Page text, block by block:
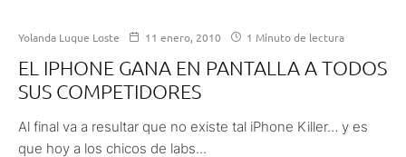
Yolanda Luque Loste 11 enero, 2010 1 Minuto de lectura
EL IPHONE GANA EN PANTALLA A TODOS
SUS COMPETIDORES
Al final va a resultar que no existe tal iPhone Killer… y es
que hoy a los chicos de labs...